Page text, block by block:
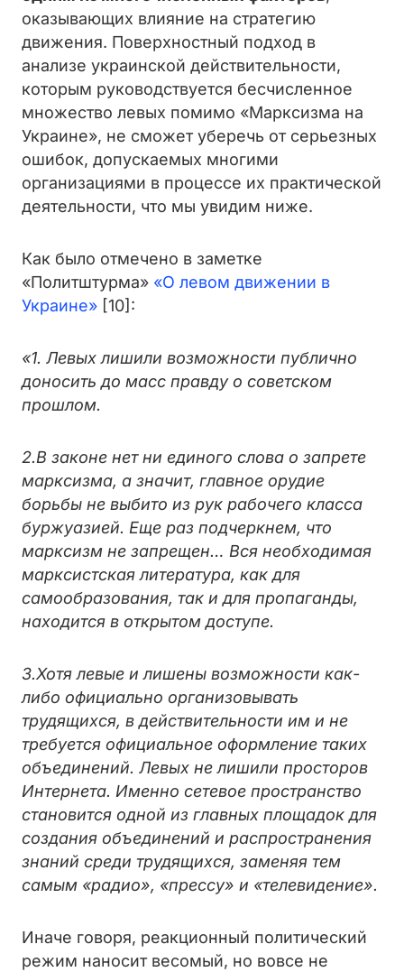
оказывающих влияние на стратегию
движения. Поверхностный подход в
анализе украинской действительности,
которым руководствуется бесчисленное
множество левых помимо «Марксизма на
Украине», не сможет уберечь от серьезных
ошибок, допускаемых многими
организациями в процессе их практической
деятельности, что мы увидим ниже.
Как было отмечено в заметке
«Политштурма» «О левом движении в
Украине» [10]:
«1. Левых лишили возможности публично
доносить до масс правду о советском
прошлом.
2.В законе нет ни единого слова о запрете
марксизма, а значит, главное орудие
борьбы не выбито из рук рабочего класса
буржуазией. Еще раз подчеркнем, что
марксизм не запрещен… Вся необходимая
марксистская литература, как для
самообразования, так и для пропаганды,
находится в открытом доступе.
3.Хотя левые и лишены возможности как-
либо официально организовывать
трудящихся, в действительности им и не
требуется официальное оформление таких
объединений. Левых не лишили просторов
Интернета. Именно сетевое пространство
становится одной из главных площадок для
создания объединений и распространения
знаний среди трудящихся, заменяя тем
самым «радио», «прессу» и «телевидение».
Иначе говоря, реакционный политический
режим наносит весомый, но вовсе не